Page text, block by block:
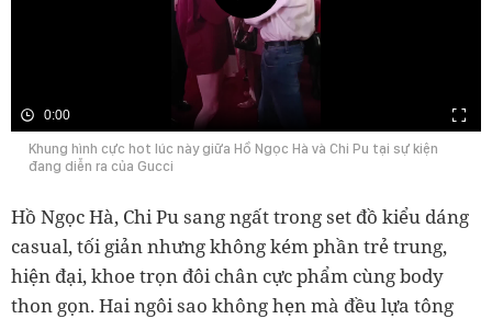
0:00
Khung hình cực hot lúc này giữa Hồ Ngọc Hà và Chi Pu tại sự kiện
đang diễn ra của Gucci
Hồ Ngọc Hà, Chi Pu sang ngất trong set đồ kiểu dáng
casual, tối giản nhưng không kém phần trẻ trung,
hiện đại, khoe trọn đôi chân cực phẩm cùng body
thon gọn. Hai ngôi sao không hẹn mà đều lựa tông